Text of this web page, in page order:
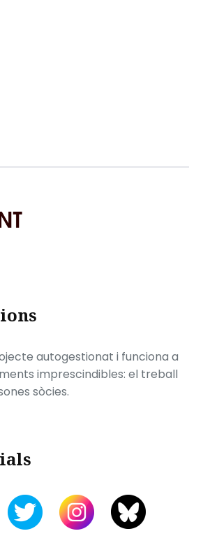
autogestionat i funciona a
imprescindibles: el treball
sòcies.